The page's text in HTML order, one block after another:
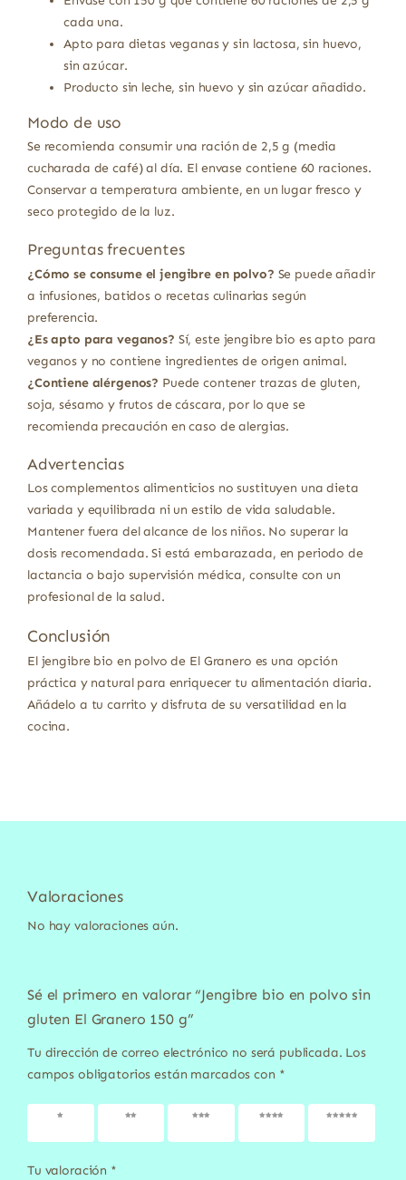
cada una.
Apto para dietas veganas y sin lactosa, sin huevo,
sin azúcar.
Producto sin leche, sin huevo y sin azúcar añadido.
Modo de uso
Se recomienda consumir una ración de 2,5 g (media
cucharada de café) al día. El envase contiene 60 raciones.
Conservar a temperatura ambiente, en un lugar fresco y
seco protegido de la luz.
Preguntas frecuentes
¿Cómo se consume el jengibre en polvo? Se puede añadir
a infusiones, batidos o recetas culinarias según
preferencia.
¿Es apto para veganos? Sí, este jengibre bio es apto para
veganos y no contiene ingredientes de origen animal.
¿Contiene alérgenos? Puede contener trazas de gluten,
soja, sésamo y frutos de cáscara, por lo que se
recomienda precaución en caso de alergias.
Advertencias
Los complementos alimenticios no sustituyen una dieta
variada y equilibrada ni un estilo de vida saludable.
Mantener fuera del alcance de los niños. No superar la
dosis recomendada. Si está embarazada, en periodo de
lactancia o bajo supervisión médica, consulte con un
profesional de la salud.
Conclusión
El jengibre bio en polvo de El Granero es una opción
práctica y natural para enriquecer tu alimentación diaria.
Añádelo a tu carrito y disfruta de su versatilidad en la
cocina.
Valoraciones
No hay valoraciones aún.
Sé el primero en valorar “Jengibre bio en polvo sin
gluten El Granero 150 g”
Tu dirección de correo electrónico no será publicada. Los
campos obligatorios están marcados con *
1 de 5
2 de 5
3 de 5
4 de 5
5 de 5
Tu valoración *